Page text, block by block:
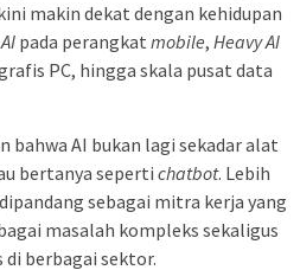
makin dekat dengan kehidupan
pada perangkat mobile, Heavy AI
PC, hingga skala pusat data
bahwa AI bukan lagi sekadar alat
bertanya seperti chatbot. Lebih
sebagai mitra kerja yang
masalah kompleks sekaligus
berbagai sektor.